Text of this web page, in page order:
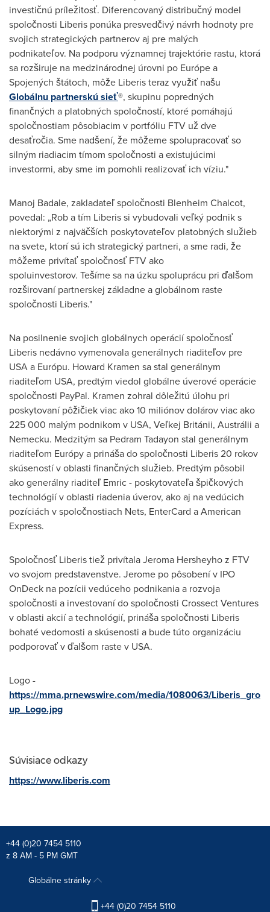
investičnú príležitosť. Diferencovaný distribučný model
spoločnosti Liberis ponúka presvedčivý návrh hodnoty pre
svojich strategických partnerov aj pre malých
podnikateľov. Na podporu významnej trajektórie rastu, ktorá
sa rozširuje na medzinárodnej úrovni po Európe a
Spojených štátoch, môže Liberis teraz využiť našu
Globálnu partnerskú sieť®, skupinu popredných
finančných a platobných spoločností, ktoré pomáhajú
spoločnostiam pôsobiacim v portfóliu FTV už dve
desaťročia. Sme nadšení, že môžeme spolupracovať so
silným riadiacim tímom spoločnosti a existujúcimi
investormi, aby sme im pomohli realizovať ich víziu."
Manoj Badale, zakladateľ spoločnosti Blenheim Chalcot,
povedal: „Rob a tím Liberis si vybudovali veľký podnik s
niektorými z najväčších poskytovateľov platobných služieb
na svete, ktorí sú ich strategický partneri, a sme radi, že
môžeme privítať spoločnosť FTV ako
spoluinvestorov. Tešíme sa na úzku spoluprácu pri ďalšom
rozširovaní partnerskej základne a globálnom raste
spoločnosti Liberis."
Na posilnenie svojich globálnych operácií spoločnosť
Liberis nedávno vymenovala generálnych riaditeľov pre
USAa Európu. Howard Kramen sa stal generálnym
riaditeľom USA, predtým viedol globálne úverové operácie
spoločnosti PayPal. Kramen zohral dôležitú úlohu pri
poskytovaní pôžičiek viac ako 10 miliónov dolárov viac ako
225 000 malým podnikom v USA, Veľkej Británii, Austrálii a
Nemecku. Medzitým sa Pedram Tadayon stal generálnym
riaditeľom Európy a prináša do spoločnosti Liberis 20 rokov
skúseností v oblasti finančných služieb. Predtým pôsobil
ako generálny riaditeľ Emric - poskytovateľa špičkových
technológií v oblasti riadenia úverov, ako aj na vedúcich
pozíciách v spoločnostiach Nets, EnterCard a American
Express.
Spoločnosť Liberis tiež privítala Jeroma Hersheyho z FTV
vo svojom predstavenstve. Jerome po pôsobení v IPO
OnDeck na pozícii vedúceho podnikania a rozvoja
spoločnosti a investovaní do spoločnosti Crossect Ventures
v oblasti akcií a technológií, prináša spoločnosti Liberis
bohaté vedomosti a skúsenosti a bude túto organizáciu
podporovať v ďalšom raste v USA.
Logo -
https://mma.prnewswire.com/media/1080063/Liberis_gro
up_Logo.jpg
Súvisiace odkazy
https://www.liberis.com
+44 (0)20 7454 5110
z 8 AM - 5 PM GMT
Globálne stránky
+44 (0)20 7454 5110